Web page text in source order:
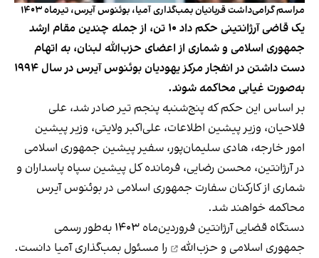
مراسم گرامی‌داشت قربانیان بمب‌گذاری آمیا، بوئنوس آیرس، تیرماه ۱۴۰۳
یک قاضی آرژانتینی حکم داد ۱۰ تن، از جمله چندین مقام ارشد
جمهوری اسلامی و شماری از اعضای حزب‌الله لبنان، به اتهام
دست داشتن در انفجار مرکز یهودیان بوئنوس آیرس در سال ۱۹۹۴
به‌صورت غیابی محاکمه شوند.
بر اساس این حکم که پنج‌شنبه پنجم تیر صادر شد، علی
فلاحیان، وزیر پیشین اطلاعات، علی‌اکبر ولایتی، وزیر پیشین
امور خارجه، هادی سلیمان‌پور، سفیر پیشین جمهوری اسلامی
در آرژانتین، محسن رضایی، فرمانده کل پیشین سپاه پاسداران و
شماری از کارکنان سفارت جمهوری اسلامی در بوئنوس آیرس
محاکمه خواهند شد.
دستگاه قضایی آرژانتین فروردین‌ماه ۱۴۰۳ به‌طور رسمی
جمهوری اسلامی و حزب‌الله
را مسئول بمب‌گذاری آمیا دانست.